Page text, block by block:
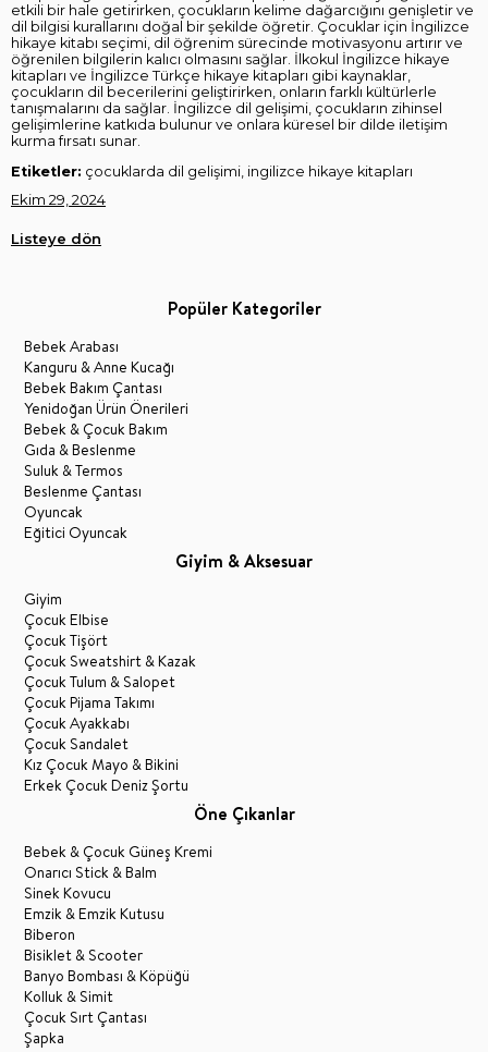
etkili bir hale getirirken, çocukların kelime dağarcığını genişletir ve
dil bilgisi kurallarını doğal bir şekilde öğretir. Çocuklar için İngilizce
hikaye kitabı seçimi, dil öğrenim sürecinde motivasyonu artırır ve
öğrenilen bilgilerin kalıcı olmasını sağlar. İlkokul İngilizce hikaye
kitapları ve İngilizce Türkçe hikaye kitapları gibi kaynaklar,
çocukların dil becerilerini geliştirirken, onların farklı kültürlerle
tanışmalarını da sağlar. İngilizce dil gelişimi, çocukların zihinsel
gelişimlerine katkıda bulunur ve onlara küresel bir dilde iletişim
kurma fırsatı sunar.
Etiketler: çocuklarda dil gelişimi, ingilizce hikaye kitapları
Ekim 29, 2024
Listeye dön
Popüler Kategoriler
Bebek Arabası
Kanguru & Anne Kucağı
Bebek Bakım Çantası
Yenidoğan Ürün Önerileri
Bebek & Çocuk Bakım
Gıda & Beslenme
Suluk & Termos
Beslenme Çantası
Oyuncak
Eğitici Oyuncak
Giyim & Aksesuar
Giyim
Çocuk Elbise
Çocuk Tişört
Çocuk Sweatshirt & Kazak
Çocuk Tulum & Salopet
Çocuk Pijama Takımı
Çocuk Ayakkabı
Çocuk Sandalet
Kız Çocuk Mayo & Bikini
Erkek Çocuk Deniz Şortu
Öne Çıkanlar
Bebek & Çocuk Güneş Kremi
Onarıcı Stick & Balm
Sinek Kovucu
Emzik & Emzik Kutusu
Biberon
Bisiklet & Scooter
Banyo Bombası & Köpüğü
Kolluk & Simit
Çocuk Sırt Çantası
Şapka